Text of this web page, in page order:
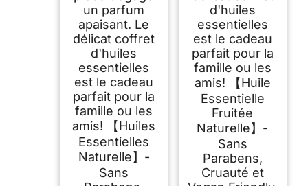
un parfum
apaisant. Le
délicat coffret
d'huiles
essentielles
est le cadeau
parfait pour la
famille ou les
amis! 【Huiles
Essentielles
Naturelle】-
Sans
d'huiles
essentielles
est le cadeau
parfait pour la
famille ou les
amis! 【Huile
Essentielle
Fruitée
Naturelle】-
Sans
Parabens,
Cruauté et